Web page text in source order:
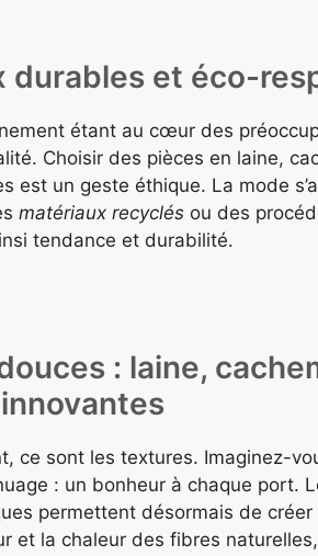
durables et éco-
étant au cœur des
Choisir des pièces en laine,
est un geste éthique. La mode
matériaux recyclés ou des
tendance et durabilité.
: laine,
ce sont les textures. Imaginez-
: un bonheur à chaque port.
permettent désormais de
et la chaleur des fibres